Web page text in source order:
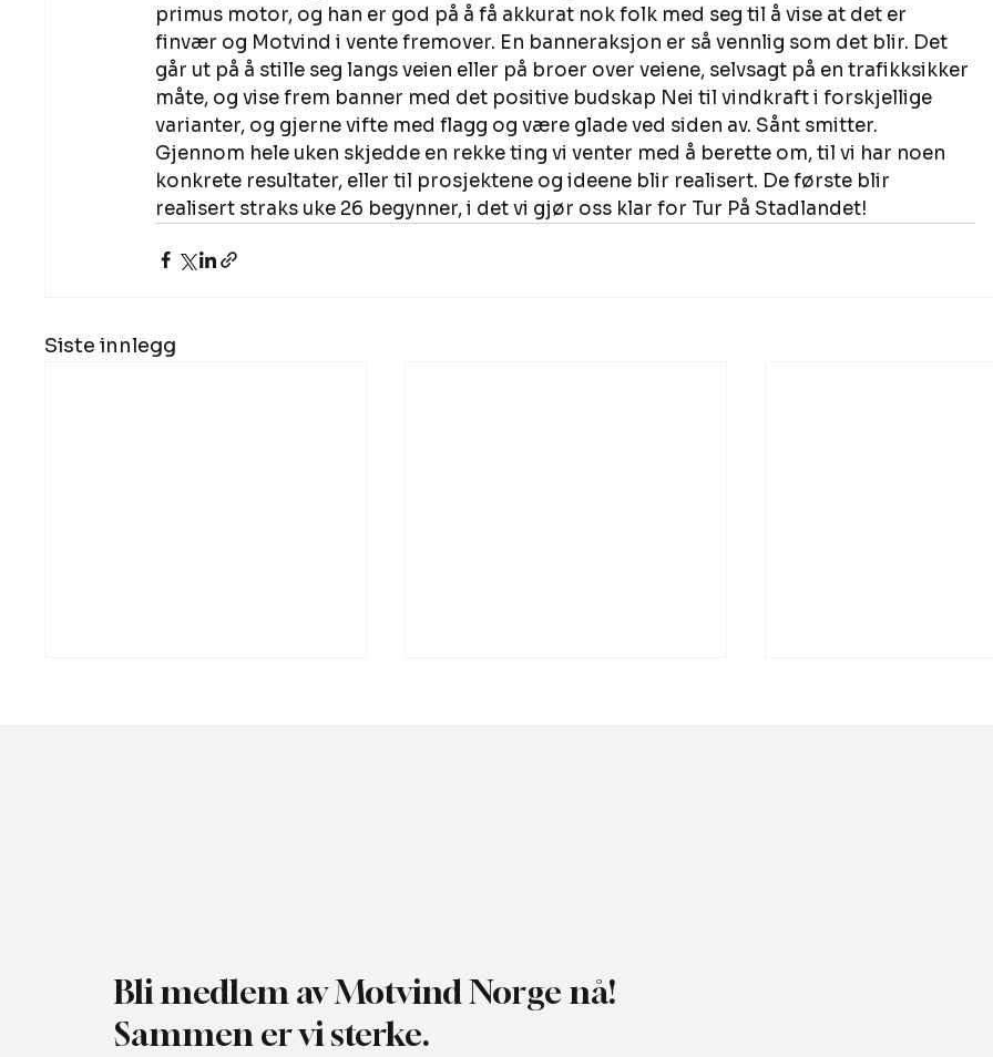
primus motor, og han er god på å få akkurat nok folk med seg til å vise at det er
finvær og Motvind i vente fremover. En banneraksjon er så vennlig som det blir. Det
går ut på å stille seg langs veien eller på broer over veiene, selvsagt på en trafikksikker
måte, og vise frem banner med det positive budskap Nei til vindkraft i forskjellige
varianter, og gjerne vifte med flagg og være glade ved siden av. Sånt smitter.
Gjennom hele uken skjedde en rekke ting vi venter med å berette om, til vi har noen
konkrete resultater, eller til prosjektene og ideene blir realisert. De første blir
realisert straks uke 26 begynner, i det vi gjør oss klar for Tur På Stadlandet!
Siste innlegg
Bli medlem av Motvind Norge nå!
Sammen er vi sterke.